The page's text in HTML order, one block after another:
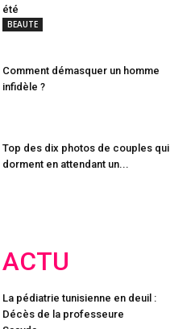
été
BEAUTE
Comment démasquer un homme
infidèle ?
Top des dix photos de couples qui
dorment en attendant un...
ACTU
La pédiatrie tunisienne en deuil :
Décès de la professeure